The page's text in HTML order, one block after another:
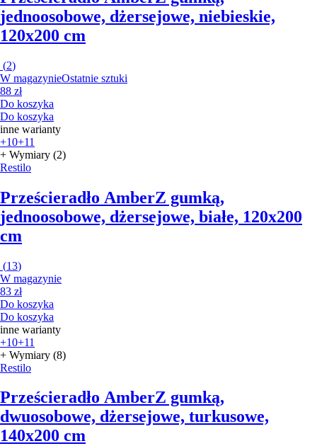
jednoosobowe, dżersejowe, niebieskie,
120x200 cm
(2)
W magazynieOstatnie sztuki
88 zł
Do koszyka
Do koszyka
inne warianty
+10+11
+ Wymiary (2)
Restilo
Prześcieradło AmberZ gumką,
jednoosobowe, dżersejowe, białe, 120x200
cm
(13)
W magazynie
83 zł
Do koszyka
Do koszyka
inne warianty
+10+11
+ Wymiary (8)
Restilo
Prześcieradło AmberZ gumką,
dwuosobowe, dżersejowe, turkusowe,
140x200 cm